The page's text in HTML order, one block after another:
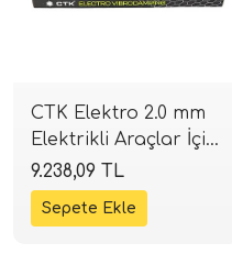
CTK Elektro 2.0 mm
Elektrikli Araçlar İçin
Hafif İzolasyon | 16
Adet (2.96 m²) |
SPLHIFI
9.238,09 TL